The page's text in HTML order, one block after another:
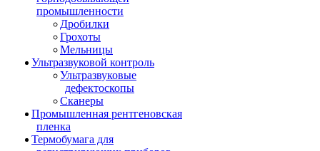
промышленности
Дробилки
Грохоты
Мельницы
Ультразвуковой контроль
Ультразвуковые
дефектоскопы
Сканеры
Промышленная рентгеновская
пленка
Термобумага для